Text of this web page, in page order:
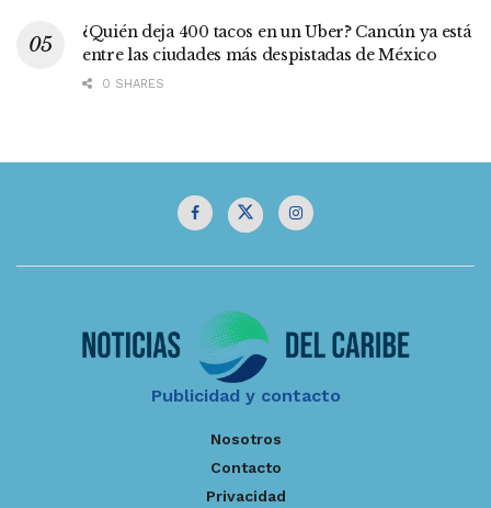
¿Quién deja 400 tacos en un Uber? Cancún ya está
entre las ciudades más despistadas de México
0 SHARES
Publicidad y contacto
Nosotros
Contacto
Privacidad